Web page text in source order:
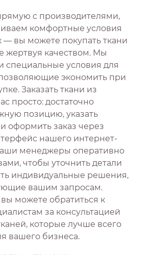
с производителями,
комфортные условия
— вы можете покупать ткани
жертвуя качеством. Мы
специальные условия для
экономить при
Заказать ткани из
просто: достаточно
позицию, указать
оформить заказ через
нашего интернет-
менеджеры оперативно
чтобы уточнить детали
индивидуальные решения,
вашим запросам.
можете обратиться к
за консультацией
которые лучше всего
вашего бизнеса.